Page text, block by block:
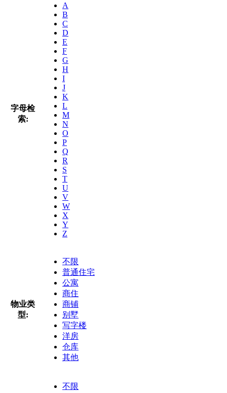
字母检
索:
A
B
C
D
E
F
G
H
I
J
K
L
M
N
O
P
Q
R
S
T
U
V
W
X
Y
Z
物业类
型:
不限
普通住宅
公寓
商住
商铺
别墅
写字楼
洋房
仓库
其他
不限